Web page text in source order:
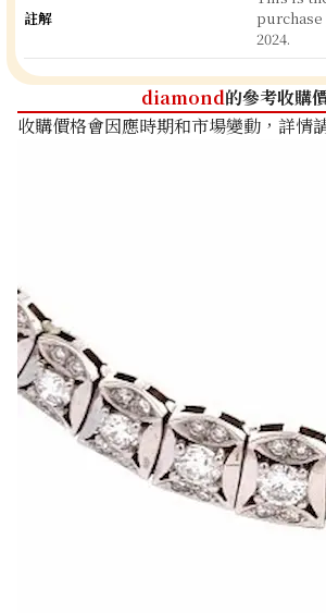
註解
purchase
2024.
diamond的參考收購
收購價格會因應時期和市場變動，詳情